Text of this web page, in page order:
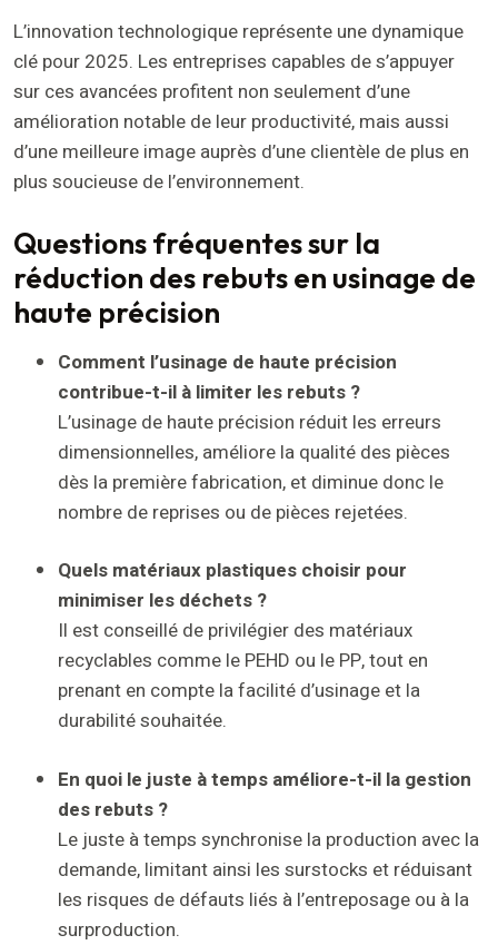
L’innovation technologique représente une dynamique
clé pour 2025. Les entreprises capables de s’appuyer
sur ces avancées profitent non seulement d’une
amélioration notable de leur productivité, mais aussi
d’une meilleure image auprès d’une clientèle de plus en
plus soucieuse de l’environnement.
Questions fréquentes sur la
réduction des rebuts en usinage de
haute précision
Comment l’usinage de haute précision
contribue-t-il à limiter les rebuts ?
L’usinage de haute précision réduit les erreurs
dimensionnelles, améliore la qualité des pièces
dès la première fabrication, et diminue donc le
nombre de reprises ou de pièces rejetées.
Quels matériaux plastiques choisir pour
minimiser les déchets ?
Il est conseillé de privilégier des matériaux
recyclables comme le PEHD ou le PP, tout en
prenant en compte la facilité d’usinage et la
durabilité souhaitée.
En quoi le juste à temps améliore-t-il la gestion
des rebuts ?
Le juste à temps synchronise la production avec la
demande, limitant ainsi les surstocks et réduisant
les risques de défauts liés à l’entreposage ou à la
surproduction.